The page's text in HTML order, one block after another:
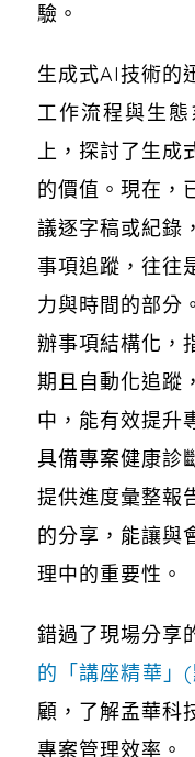
驗。
生成式AI技術的
工作流程與生
上，探討了生成
的價值。現在，
議逐字稿或紀錄
事項追蹤，往往
力與時間的部分
辦事項結構化，
期且自動化追蹤
中，能有效提升
具備專案健康診
提供進度彙整報
的分享，能讓與
理中的重要性。
錯過了現場分享
的「講座精華」
顧，了解孟華科
專案管理效率。